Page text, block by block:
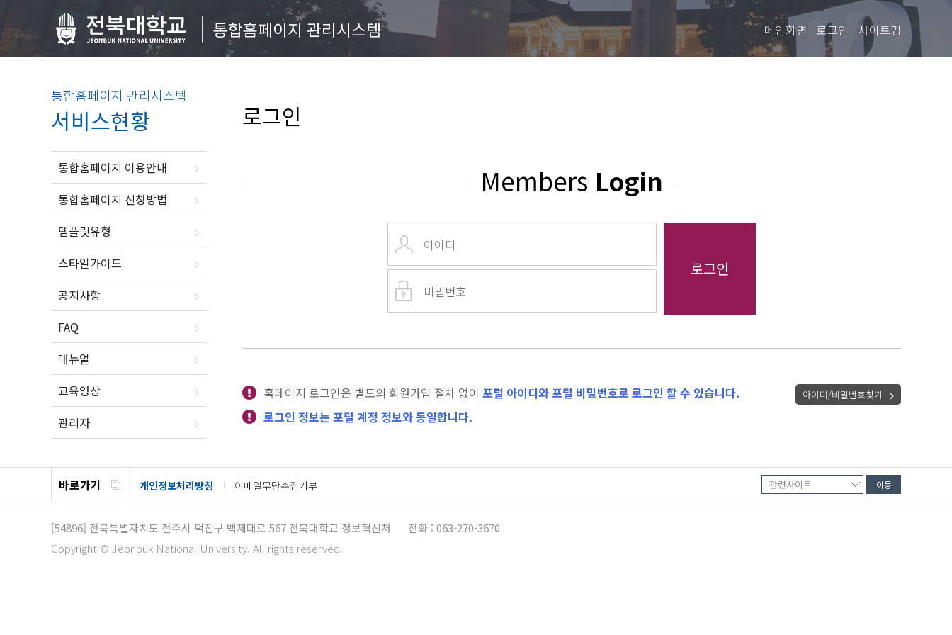
통합홈페이지 관리시스템 메인화면 로그인 사이트맵
통합홈페이지 관리시스템
서비스현황
통합홈페이지 이용안내
통합홈페이지 신청방법
템플릿유형
스타일가이드
공지사항
FAQ
매뉴얼
교육영상
관리자
로그인
Members Login
홈페이지 로그인은 별도의 회원가입 절차 없이 포털 아이디와 포털 비밀번호로 로그인 할 수 있습니다.
로그인 정보는 포털 계정 정보와 동일합니다.
아이디/비밀번호찾기
바로가기 개인정보처리방침 이메일무단수집거부
[54896] 전북특별자치도 전주시 덕진구 백제대로 567 전북대학교 정보혁신처
전화 : 063-270-3670
Copyright © Jeonbuk National University. All rights reserved.